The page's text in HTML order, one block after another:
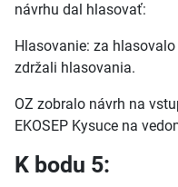
návrhu dal hlasovať:
Hlasovanie: za
zdržali hlasovania.
OZ zobralo návrh na
EKOSEP Kysuce na
K bodu 5: